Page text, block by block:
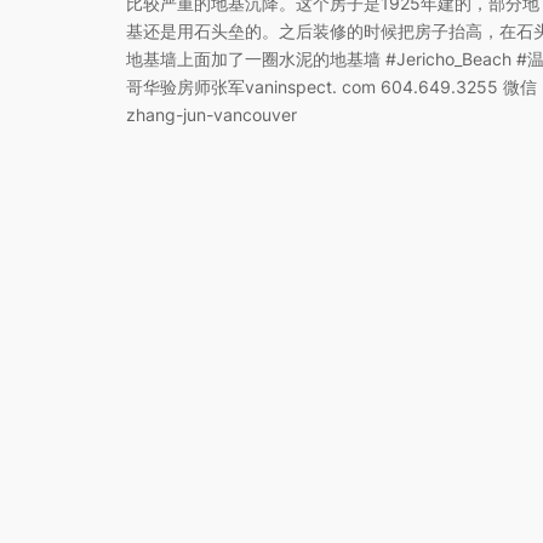
基还是用石头垒的。之后装修的时候把房子抬高，在石
地基墙上面加了一圈水泥的地基墙 #Jericho_Beach #温
哥华验房师张军vaninspect. com 604.649.3255 微信
zhang-jun-vancouver